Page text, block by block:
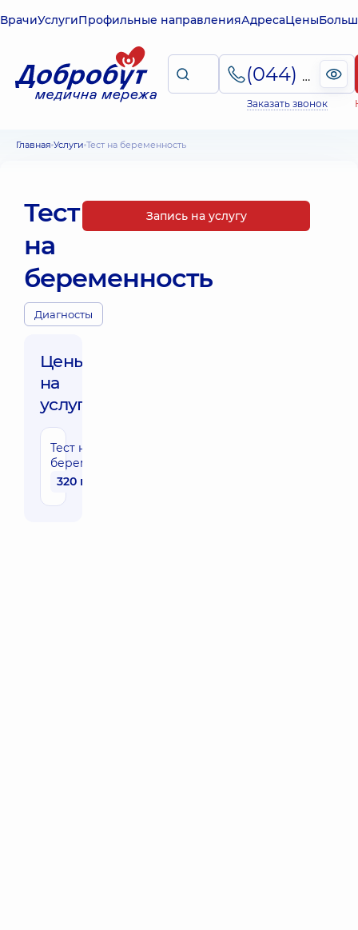
ВрачиУслугиПрофильные направленияАдресаЦены
(044) 495-2-888
Заказать звонок
Главная Услуги Тест на беременность
Тест
на
беременность
Диагносты
Цены
на
услуги:
Тест на
беременность
320 грн
Запись на услугу